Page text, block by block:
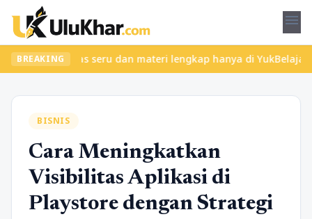
menu
BREAKING
kelas seru dan materi lengkap hanya di YukBelajar.com.
BISNIS
Cara Meningkatkan
Visibilitas Aplikasi di
Playstore dengan Strategi